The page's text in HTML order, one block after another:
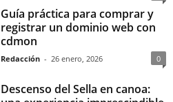
Guía práctica para comprar y
registrar un dominio web con
cdmon
Redacción - 26 enero, 2026 0
Descenso del Sella en canoa: